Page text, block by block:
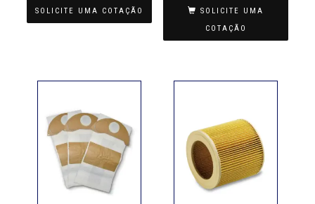
SOLICITE UMA COTAÇÃO
opções
podem
ser
escolhidas
página
SOLICITE UMA
COTAÇÃO